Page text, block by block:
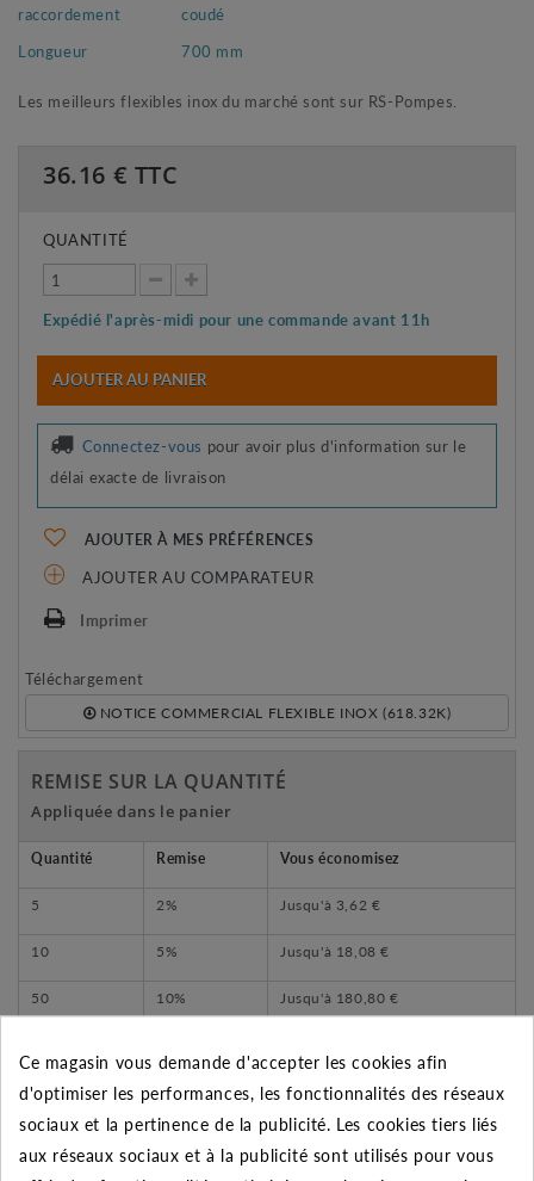
raccordement
coudé
Longueur
700 mm
Les meilleurs flexibles inox du marché sont sur RS-Pompes.
36.16 € TTC
QUANTITÉ
Expédié l'après-midi pour une commande avant 11h
AJOUTER AU PANIER
Connectez-vous pour avoir plus d'information sur le
délai exacte de livraison
AJOUTER À MES PRÉFÉRENCES
AJOUTER AU COMPARATEUR
Imprimer
Téléchargement
NOTICE COMMERCIAL FLEXIBLE INOX (618.32K)
REMISE SUR LA QUANTITÉ
Appliquée dans le panier
Quantité Remise Vous économisez
5 2% Jusqu'à 3,62 €
10 5% Jusqu'à 18,08 €
50 10% Jusqu'à 180,80 €
DESCRIPTION DU PRODUIT
Ce magasin vous demande d'accepter les cookies afin
d'optimiser les performances, les fonctionnalités des réseaux
sociaux et la pertinence de la publicité. Les cookies tiers liés
aux réseaux sociaux et à la publicité sont utilisés pour vous